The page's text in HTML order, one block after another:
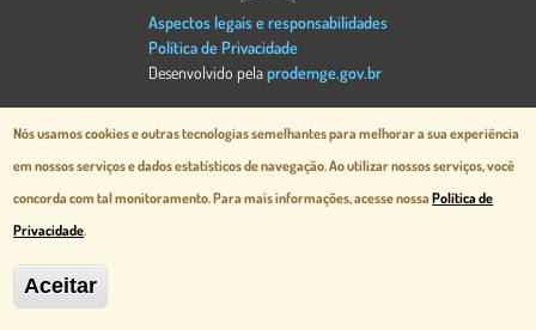
Aspectos legais e responsabilidades
Política de Privacidade
Desenvolvido pelaprodemge.gov.br
Papa João Paulo II, 3777 - Serra Verde
Belo Horizonte, MG - CEP 31630-903
Nós usamos cookies e outras tecnologias semelhantes para melhorar a sua experiência
em nossos serviços e dados estatísticos de navegação.Ao utilizar nossos serviços, você
concorda com tal monitoramento. Para mais informações, acesse nossaPolítica de
Privacidade.
Aceitar